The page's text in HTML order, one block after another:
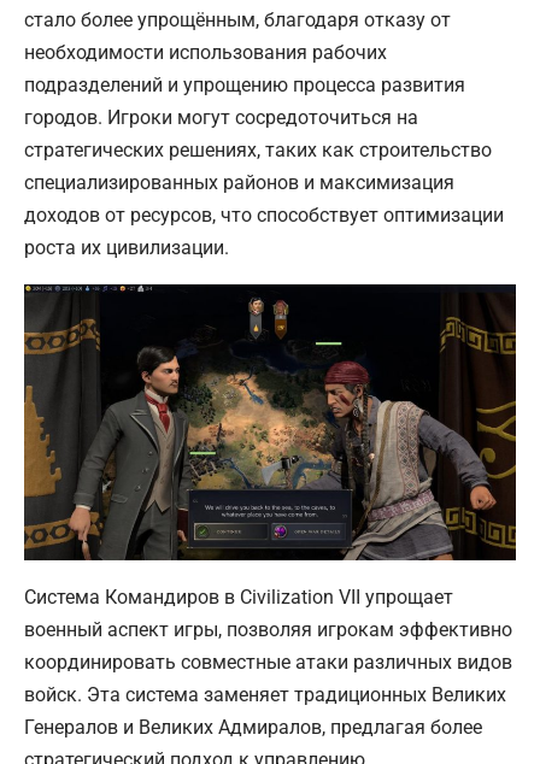
стало более упрощённым, благодаря отказу от
необходимости использования рабочих
подразделений и упрощению процесса развития
городов. Игроки могут сосредоточиться на
стратегических решениях, таких как строительство
специализированных районов и максимизация
доходов от ресурсов, что способствует оптимизации
роста их цивилизации.
Система Командиров в Civilization VII упрощает
военный аспект игры, позволяя игрокам эффективно
координировать совместные атаки различных видов
войск. Эта система заменяет традиционных Великих
Генералов и Великих Адмиралов, предлагая более